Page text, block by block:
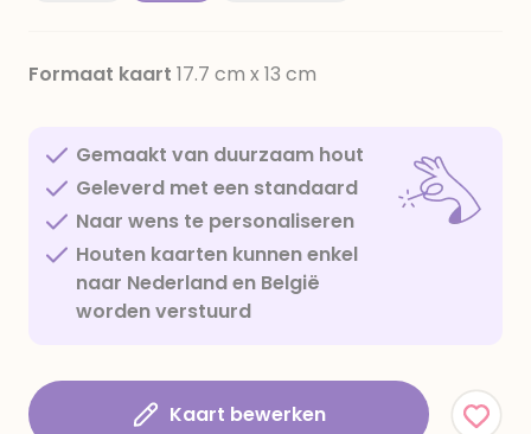
Formaat kaart 17.7 cm x 13 cm
Gemaakt van duurzaam hout
Geleverd met een standaard
Naar wens te personaliseren
Houten kaarten kunnen enkel
naar Nederland en België
worden verstuurd
Kaart bewerken